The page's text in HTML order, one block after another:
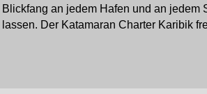
Blickfang an jedem Hafen und an jedem
lassen. Der Katamaran Charter Karibik